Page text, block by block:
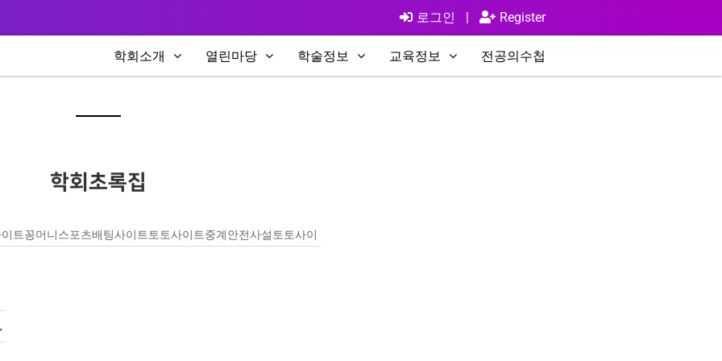
로그인 | Register
학회소개 열린마당 학술정보 교육정보 전공의수첩
학회초록집